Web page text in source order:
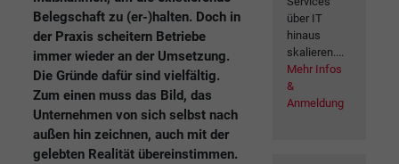
Belegschaft zu (er-)halten. Doch in
der Praxis scheitern Betriebe
immer wieder an der Umsetzung.
Die Gründe dafür sind vielfältig.
Zum einen muss das Bild, das
Unternehmen von sich selbst nach
außen hin zeichnen, auch mit der
gelebten Realität übereinstimmen.
über IT
hinaus
skalieren....
Mehr Infos
&
Anmeldung